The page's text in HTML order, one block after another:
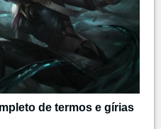
de termos e gírias